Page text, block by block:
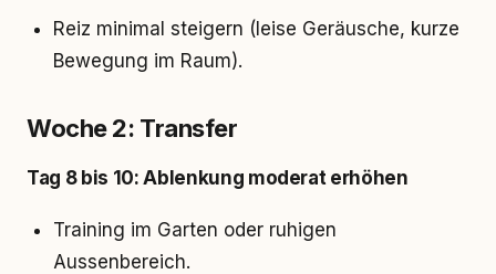
Reiz minimal steigern (leise Geräusche, kurze
Bewegung im Raum).
Woche 2: Transfer
Tag 8 bis 10: Ablenkung moderat erhöhen
Training im Garten oder ruhigen
Aussenbereich.